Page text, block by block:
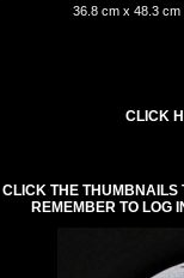
36.8 cm x 48.3 cm
CLICK
CLICK THE THUMBNAILS
REMEMBER TO LOG